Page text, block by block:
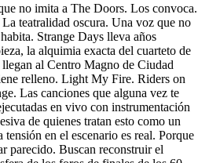
no imita a The Doors. Los convoca.
teatralidad oscura. Una voz que no
Strange Days lleva años
la alquimia exacta del cuarteto de
al Centro Magno de Ciudad
relleno. Light My Fire. Riders on
Las canciones que alguna vez te
en vivo con instrumentación
de quienes tratan esto como un
en el escenario es real. Porque
parecido. Buscan reconstruir el